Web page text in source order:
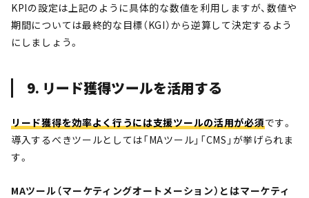
KPIの設定は上記のように具体的な数値を利用しますが、数値や
期間については最終的な目標（KGI）から逆算して決定するよう
にしましょう。
9. リード獲得ツールを活用する
リード獲得を効率よく行うには支援ツールの活用が必須です。
導入するべきツールとしては「MAツール」「CMS」が挙げられま
す。
MAツール（マーケティングオートメーション）とはマーケティ